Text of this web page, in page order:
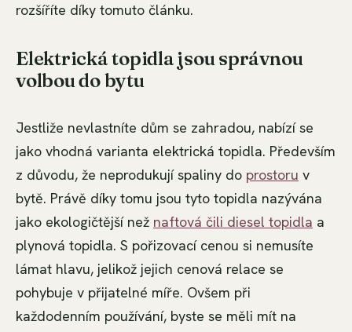
rozšíříte díky tomuto článku.
Elektrická topidla jsou správnou
volbou do bytu
Jestliže nevlastníte dům se zahradou, nabízí se
jako vhodná varianta elektrická topidla. Především
z důvodu, že neprodukují spaliny do prostoru v
bytě. Právě díky tomu jsou tyto topidla nazývána
jako ekologičtější než naftová čili diesel topidla a
plynová topidla. S pořizovací cenou si nemusíte
lámat hlavu, jelikož jejich cenová relace se
pohybuje v přijatelné míře. Ovšem při
každodenním používání, byste se měli mít na